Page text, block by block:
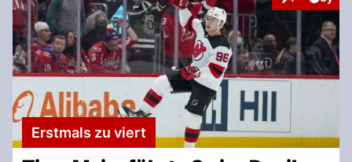
Interaktionen
Erstmals zu viert